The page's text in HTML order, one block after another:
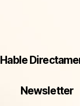
Hable
Newsletter